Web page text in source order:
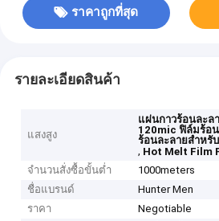
ราคาถูกที่สุด
รายละเอียดสินค้า
แสงสูง
แผ่นกาวร้อนละล
120mic ฟิล์มร้อ
ร้อนละลายสำหรั
, Hot Melt Film
จำนวนสั่งซื้อขั้นต่ำ
1000meters
ชื่อแบรนด์
Hunter Men
ราคา
Negotiable